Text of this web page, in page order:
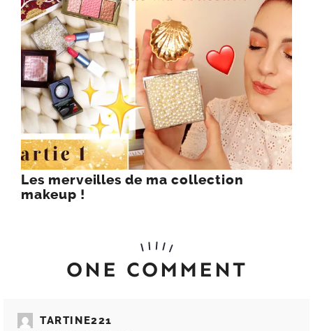
Les merveilles de ma collection
makeup !
ONE COMMENT
TARTINE221